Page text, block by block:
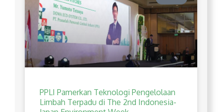
PPLI Pamerkan Teknologi Pengelolaan
Limbah Terpadu di The 2nd Indonesia-